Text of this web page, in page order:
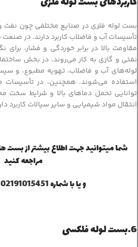
بست لوله فلزی در صنایع مختلفی چون نفت و
تأسیسات آب و فاضلاب کاربرد دارند. در
مقاومت بالا در برابر خوردگی و فشار،
نفتی و گازی به کار می‌روند. در بخش
لوله‌های آب و فاضلاب، تهویه مطبوع، و
استفاده می‌شوند. همچنین، در تأسیسات
توانایی تحمل دماهای بالا و شرایط سخت
انتقال مواد شیمیایی و سایر سیالات کاربرد
شما میتوانید جهت اطلاع بیشتر از بست
مراجعه کنید
و یا با شماره02191015451
6.بست لوله فلکسی